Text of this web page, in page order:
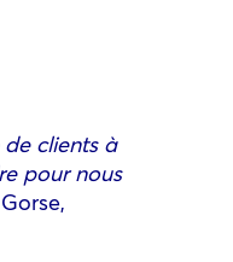
clients à
pour nous